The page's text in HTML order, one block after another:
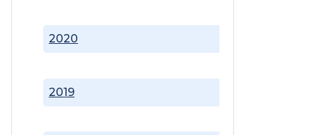
2019
2020